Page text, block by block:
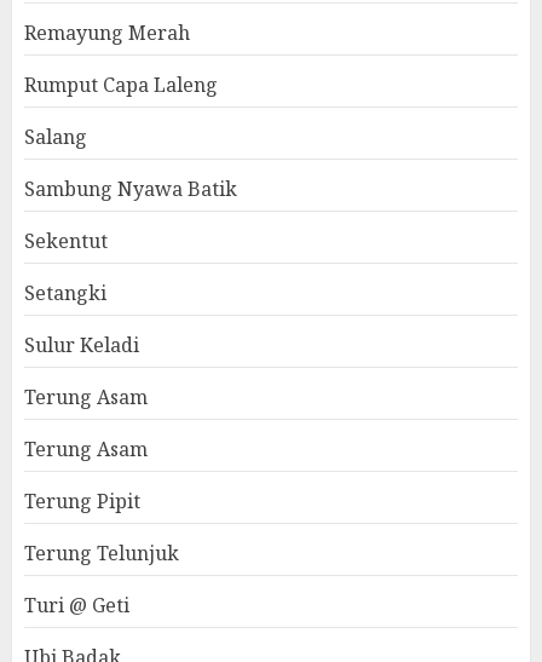
Remayung Merah
Rumput Capa Laleng
Salang
Sambung Nyawa Batik
Sekentut
Setangki
Sulur Keladi
Terung Asam
Terung Asam
Terung Pipit
Terung Telunjuk
Turi @ Geti